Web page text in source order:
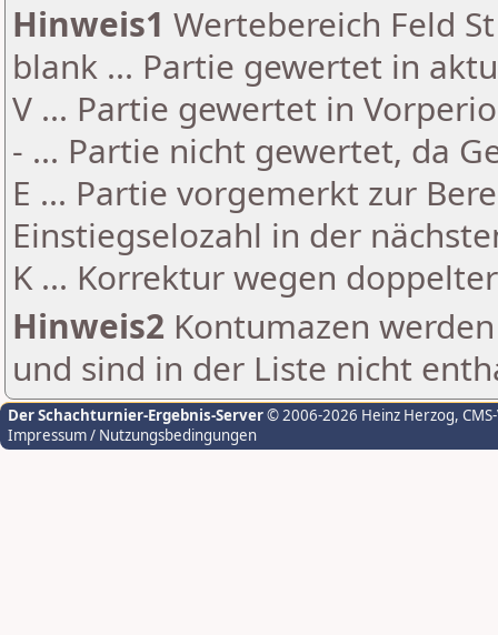
Hinweis1 Wertebereich Feld
blank ... Partie gewertet in
V ... Partie gewertet in
- ... Partie nicht gewertet, da
E ... Partie vorgemerkt zur
Einstiegselozahl in der
K ... Korrektur wegen
Hinweis2 Kontumazen
und sind in der Liste nicht
Der Schachturnier-Ergebnis-Server© 2006-2026 Heinz Herzog,
Impressum / Nutzungsbedingungen